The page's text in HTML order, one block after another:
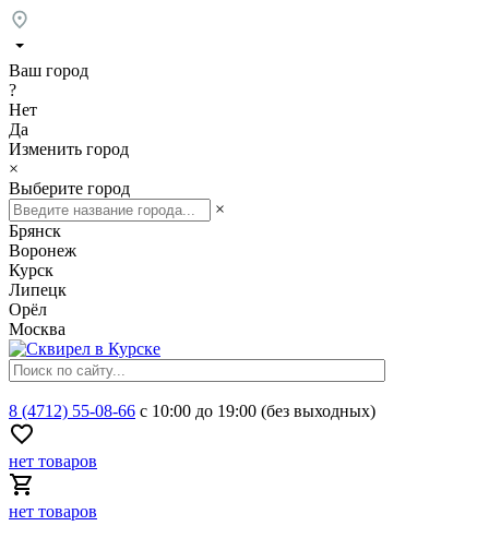
Ваш город
?
Нет
Да
Изменить город
×
Выберите город
×
Брянск
Воронеж
Курск
Липецк
Орёл
Москва
8 (4712) 55-08-66 с 10:00 до 19:00 (без выходных)
нет товаров
нет товаров